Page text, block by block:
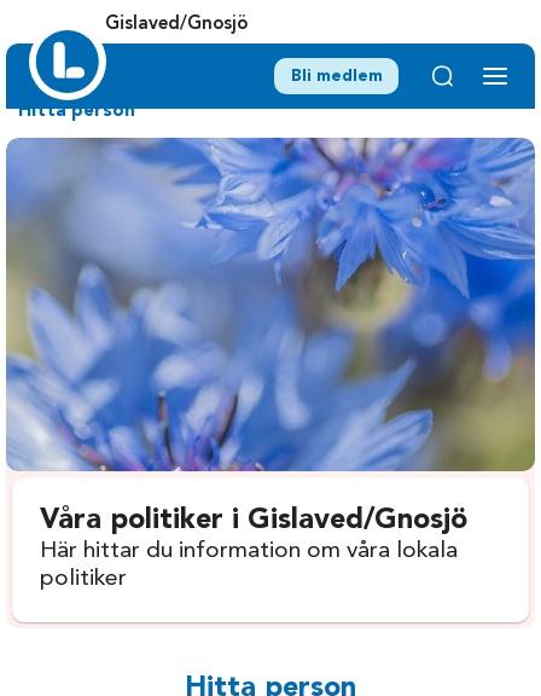
Gislaved/Gnosjö
Bli medlem
Hitta person
Våra politiker i Gislaved/Gnosjö
Här hittar du information om våra lokala
politiker
Hitta person